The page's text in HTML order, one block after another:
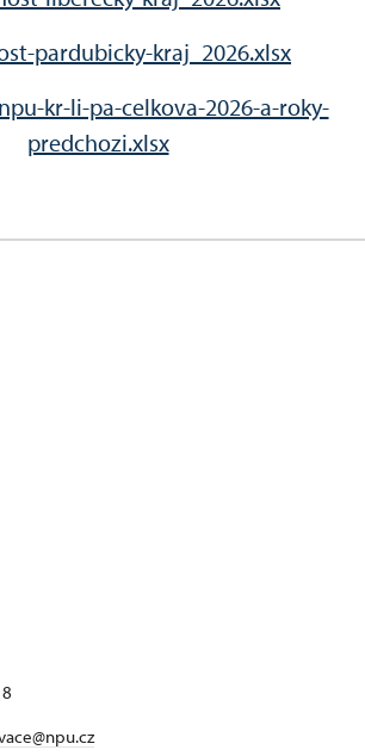
pardubicky-kraj_2026.xlsx
kr-li-pa-celkova-2026-a-roky-
predchozi.xlsx